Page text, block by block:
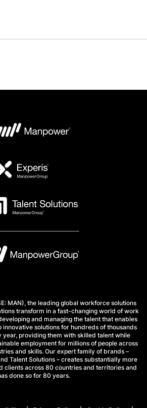
MAN), the leading global workforce solutions
transform in a fast-changing world of work
and managing the talent that enables
innovative solutions for hundreds of thousands
year, providing them with skilled talent while
employment for millions of people across
and skills. Our expert family of brands –
Talent Solutions – creates substantially more
clients across 80 countries and territories and
done so for 80 years.